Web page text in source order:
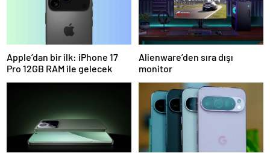
Apple’dan bir ilk: iPhone 17
Pro 12GB RAM ile gelecek
Alienware’den sıra dışı
monitor